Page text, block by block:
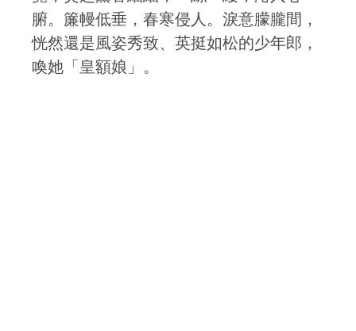
腑。簾幔低垂，春寒侵人。淚意朦朧間，
恍然還是風姿秀致、英挺如松的少年郎，
喚她「皇額娘」。